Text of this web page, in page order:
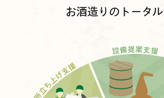
お酒造りのトータ